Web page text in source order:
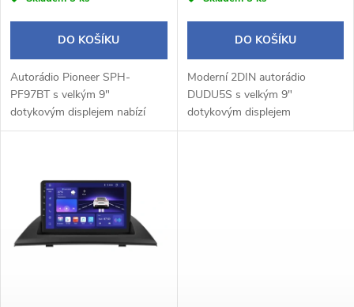
u
k
o
d
u
k
ů
DO KOŠÍKU
Autorádio Pioneer SPH-
PF97BT s velkým 9"
dotykovým displejem nabízí
moderní výbavu včetně
handsfree, WebLink 3.0 a...
DO KOŠÍKU
Moderní 2DIN autorádio
DUDU5S s velkým 9"
dotykovým displejem
1280×720 px a praktickým